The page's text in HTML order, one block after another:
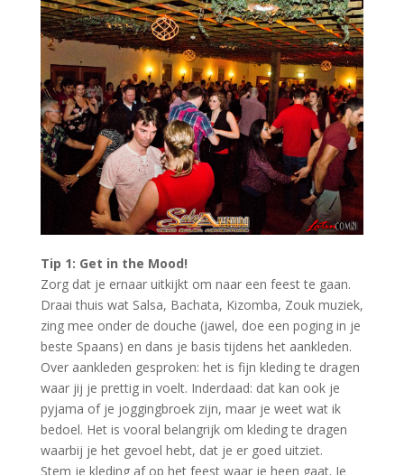
Tip 1: Get in the Mood!
Zorg dat je ernaar uitkijkt om naar een feest te gaan.
Draai thuis wat Salsa, Bachata, Kizomba, Zouk muziek,
zing mee onder de douche (jawel, doe een poging in je
beste Spaans) en dans je basis tijdens het aankleden.
Over aankleden gesproken: het is fijn kleding te dragen
waar jij je prettig in voelt. Inderdaad: dat kan ook je
pyjama of je joggingbroek zijn, maar je weet wat ik
bedoel. Het is vooral belangrijk om kleding te dragen
waarbij je het gevoel hebt, dat je er goed uitziet.
Stem je kleding af op het feest waar je heen gaat. Je